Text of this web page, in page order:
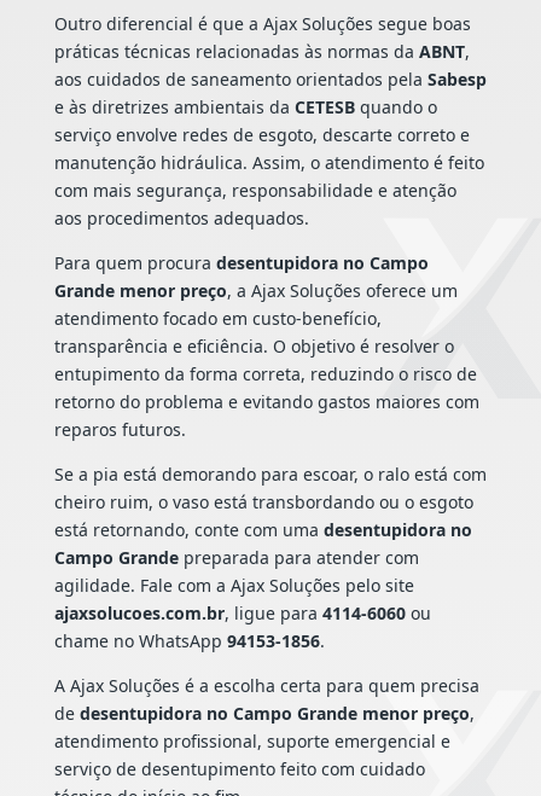
Outro diferencial é que a Ajax Soluções segue boas
práticas técnicas relacionadas às normas da ABNT,
aos cuidados de saneamento orientados pela Sabesp
e às diretrizes ambientais da CETESBquando o
serviço envolve redes de esgoto, descarte correto e
manutenção hidráulica. Assim, o atendimento é feito
com mais segurança, responsabilidade e atenção
aos procedimentos adequados.
Para quem procura desentupidora no Campo
Grande menor preço, a Ajax Soluções oferece um
atendimento focado em custo-benefício,
transparência e eficiência. O objetivo é resolver o
entupimento da forma correta, reduzindo o risco de
retorno do problema e evitando gastos maiores com
reparos futuros.
Se a pia está demorando para escoar, o ralo está com
cheiro ruim, o vaso está transbordando ou o esgoto
está retornando, conte com uma desentupidora no
Campo Grandepreparada para atender com
agilidade. Fale com a Ajax Soluções pelo site
ajaxsolucoes.com.br, ligue para 4114-6060ou
chame no WhatsApp 94153-1856.
A Ajax Soluções é a escolha certa para quem precisa
de desentupidora no Campo Grande menor preço,
atendimento profissional, suporte emergencial e
serviço de desentupimento feito com cuidado